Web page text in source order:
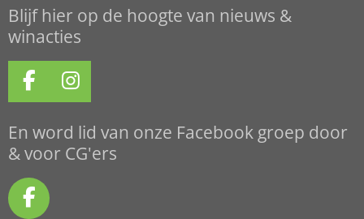
Blijf hier op de hoogte van nieuws &
winacties
F
a
c
e
b
o
o
I
n
s
t
a
En word lid van onze Facebook groep door
& voor CG'ers
F